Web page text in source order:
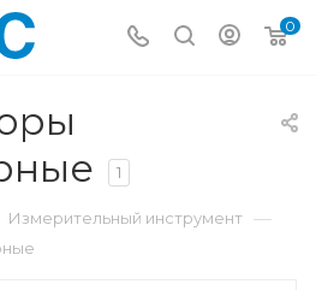
0
1
Измерительный инструмент —